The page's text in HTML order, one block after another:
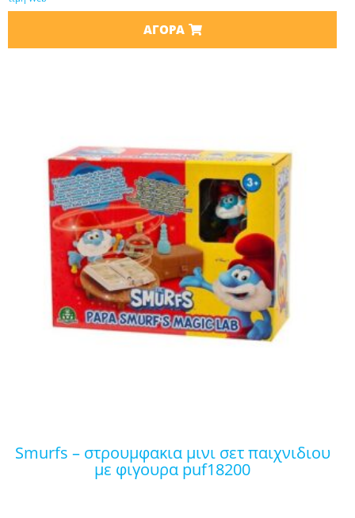
ΑΓΟΡΆ
smurfs – στρουμφακια μινι σετ παιχνιδιου
με φιγουρα puf18200